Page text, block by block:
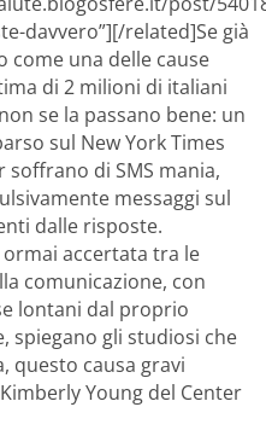
davvero”][/related]Se già
come una delle cause
di 2 milioni di italiani
se la passano bene: un
sul New York Times
di SMS mania,
messaggi sul
dalle risposte.
ormai accertata tra le
comunicazione, con
lontani dal proprio
spiegano gli studiosi che
questo causa gravi
Young del Center